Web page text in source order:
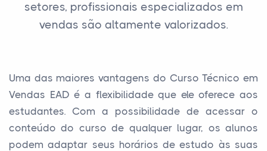
setores, profissionais especializados em
vendas são altamente valorizados.
Uma das maiores vantagens do Curso Técnico em
Vendas EAD é a flexibilidade que ele oferece aos
estudantes. Com a possibilidade de acessar o
conteúdo do curso de qualquer lugar, os alunos
podem adaptar seus horários de estudo às suas